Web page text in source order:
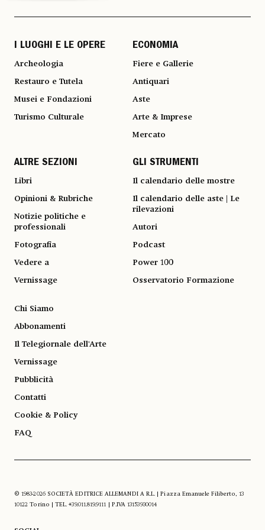
I LUOGHI E LE OPERE
Archeologia
Restauro e Tutela
Musei e Fondazioni
Turismo Culturale
ECONOMIA
Fiere e Gallerie
Antiquari
Aste
Arte & Imprese
Mercato
ALTRE SEZIONI
Libri
Opinioni & Rubriche
Notizie politiche e
professionali
Fotografia
Vedere a
Vernissage
GLI STRUMENTI
Il calendario delle mostre
Il calendario delle aste | Le
rilevazioni
Autori
Podcast
Power 100
Osservatorio Formazione
Chi Siamo
Abbonamenti
Il Telegiornale dell'Arte
Vernissage
Pubblicità
Contatti
Cookie & Policy
FAQ
© 1983-2026 SOCIETÀ EDITRICE ALLEMANDI A R.L. | Piazza Emanuele Filiberto, 13
10122 Torino | TEL. +39.011.819.9111 | P.IVA 13153930014